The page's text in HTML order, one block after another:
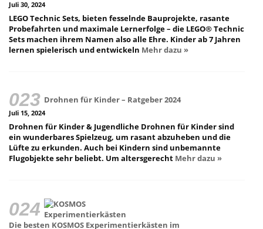
Juli 30, 2024
LEGO Technic Sets, bieten fesselnde Bauprojekte, rasante
Probefahrten und maximale Lernerfolge – die LEGO® Technic
Sets machen ihrem Namen also alle Ehre. Kinder ab 7 Jahren
lernen spielerisch und entwickeln Mehr dazu »
Drohnen für Kinder – Ratgeber 2024
Juli 15, 2024
Drohnen für Kinder & Jugendliche Drohnen für Kinder sind
ein wunderbares Spielzeug, um rasant abzuheben und die
Lüfte zu erkunden. Auch bei Kindern sind unbemannte
Flugobjekte sehr beliebt. Um altersgerecht Mehr dazu »
Die besten KOSMOS Experimentierkästen im